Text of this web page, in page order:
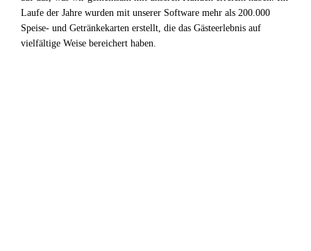
Laufe der Jahre wurden mit unserer Software mehr als 200.000
Speise- und Getränkekarten erstellt, die das Gästeerlebnis auf
vielfältige Weise bereichert haben.